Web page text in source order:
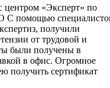
центром «Эксперт» по
С помощью
получили
от трудовой и
были получены в
в офис. Огромное
получить сертификат